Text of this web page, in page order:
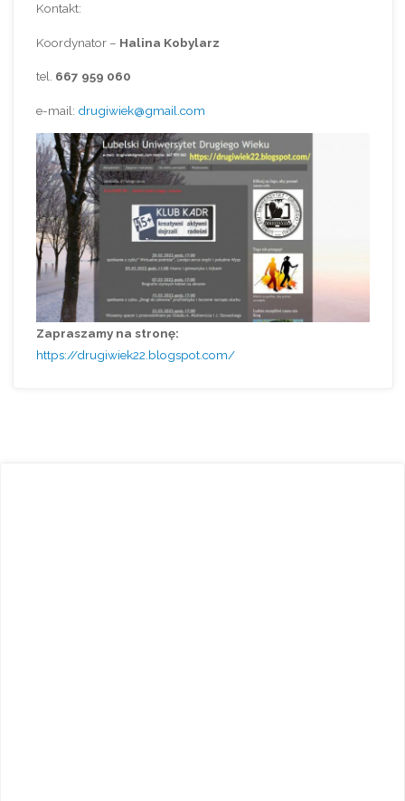
Kontakt:
Koordynator – Halina Kobylarz
tel. 667 959 060
e-mail: drugiwiek@gmail.com
Zapraszamy na stronę:
https://drugiwiek22.blogspot.com/